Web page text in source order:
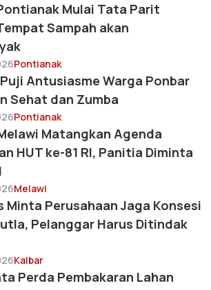
Mulai Tata Parit
Sampah akan
Pontianak
Antusiasme Warga Ponbar
Sehat dan Zumba
Pontianak
Matangkan Agenda
HUT ke-81 RI, Panitia Diminta
Melawi
Minta Perusahaan Jaga Konsesi
Pelanggar Harus Ditindak
Kalbar
Perda Pembakaran Lahan